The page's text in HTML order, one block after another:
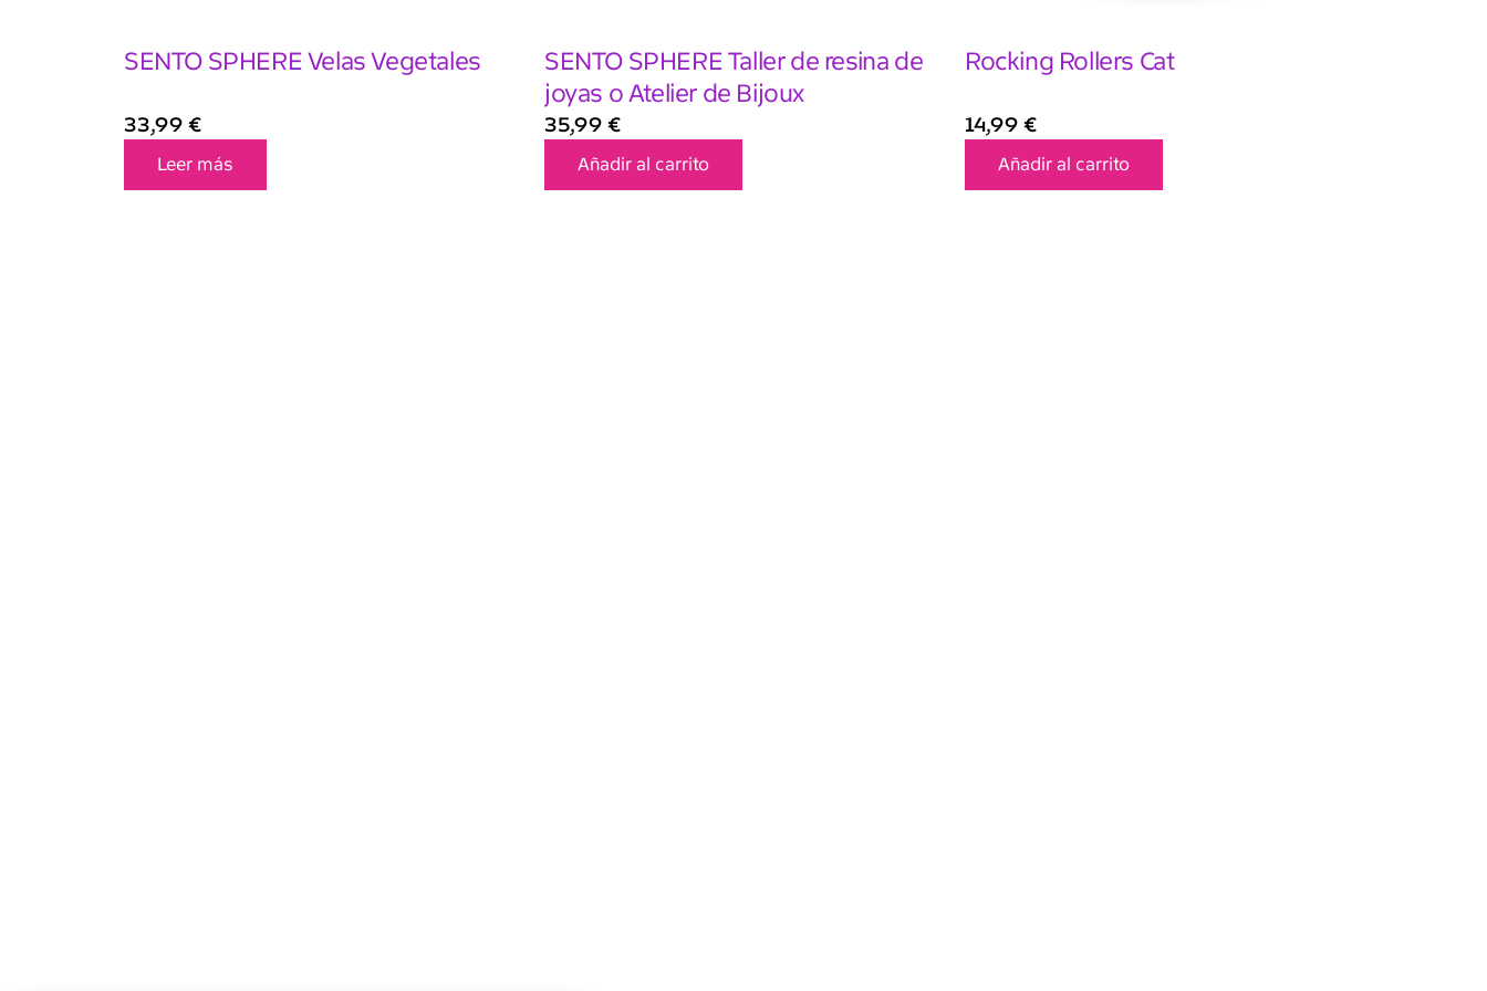
SENTO SPHERE Velas Vegetales
33,99 €
Leer más
SENTO SPHERE Taller de resina de
joyas o Atelier de Bijoux
35,99 €
Añadir al carrito
Rocking Rollers Cat
14,99 €
Añadir al carrito